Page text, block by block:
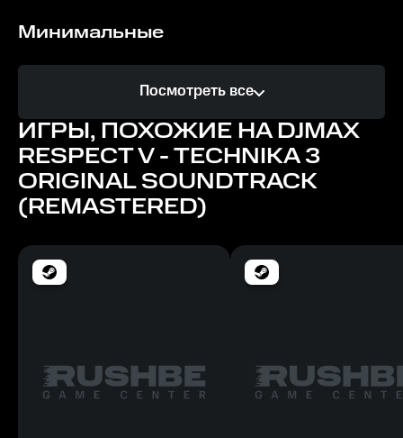
Минимальные
Посмотреть все
ИГРЫ, ПОХОЖИЕ НА DJMAX
RESPECT V - TECHNIKA 3
ORIGINAL SOUNDTRACK
(REMASTERED)